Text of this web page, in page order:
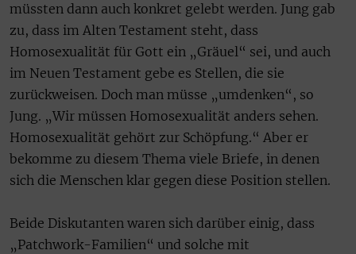
müssten dann auch konkret gelebt werden. Jung gab
zu, dass im Alten Testament steht, dass
Homosexualität für Gott ein „Gräuel“ sei, und auch
im Neuen Testament gebe es Stellen, die sie
zurückweisen. Doch man müsse „umdenken“, so
Jung. „Wir müssen Homosexualität anders sehen.
Homosexualität gehört zur Schöpfung.“ Aber er
bekomme zu diesem Thema viele Briefe, in denen
sich die Menschen klar gegen diese Position stellen.
Beide Diskutanten waren sich darüber einig, dass
„Patchwork-Familien“ und solche mit